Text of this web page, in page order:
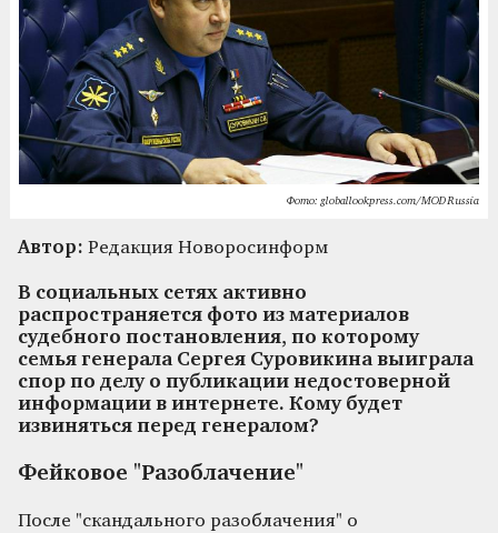
Фото: globallookpress.com/MOD Russia
Автор: Редакция Новоросинформ
В социальных сетях активно
распространяется фото из материалов
судебного постановления, по которому
семья генерала Сергея Суровикина выиграла
спор по делу о публикации недостоверной
информации в интернете. Кому будет
извиняться перед генералом?
Фейковое "Разоблачение"
После "скандального разоблачения" о